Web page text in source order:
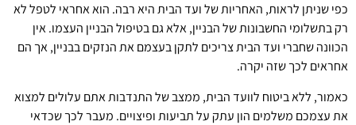
כפי שניתן לראות, האחריות של ועד הבית היא רבה. הוא אחראי לטפל לא
רק בתשלומי החשבונות של הבניין, אלא גם בטיפול הבניין העצמו. אין
הכוונה שחברי ועד הבית צריכים לתקן בעצמם את הנזקים בבניין, אך הם
אחראים לכך שזה יקרה.
כאמור, ללא ביטוח לוועד הבית, ממצב של התנדבות אתם עלולים למצוא
את עצמכם משלמים הון עתק על תביעות ופיצויים. מעבר לכך שכדאי